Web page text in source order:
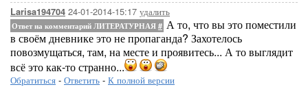
Larisa194704 24-01-2014-15:17 удалить
Ответ на комментарий ЛИТЕРАТУРНАЯ # А то, что вы это поместили
в своём дневнике это не пропаганда? Захотелось
повозмущаться, там, на месте и проявитесь... А то выглядит
всё это как-то странно...
Обратиться - Ответить - К полной версии